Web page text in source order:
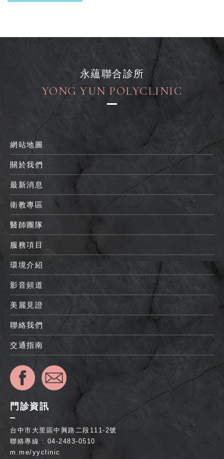
永蘊聯合診所
YONG YUN POLYCLINIC
網站地圖
關於我們
最新消息
衛教專區
醫師團隊
服務項目
環境介紹
影音頻道
美麗見證
聯絡我們
交通指南
門診資訊
台中市大里區中興路二段111-2號
聯絡專線 : 04-2483-0510
m.me/yyclinic